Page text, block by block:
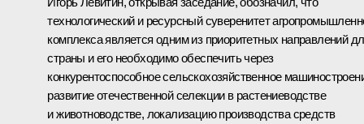
технологический и ресурсный суверенитет
комплекса является одним из приоритетных направлений
страны и его необходимо обеспечить через
конкурентоспособное сельскохозяйственное
развитие отечественной селекции в растениеводстве
и животноводстве, локализацию производства средств